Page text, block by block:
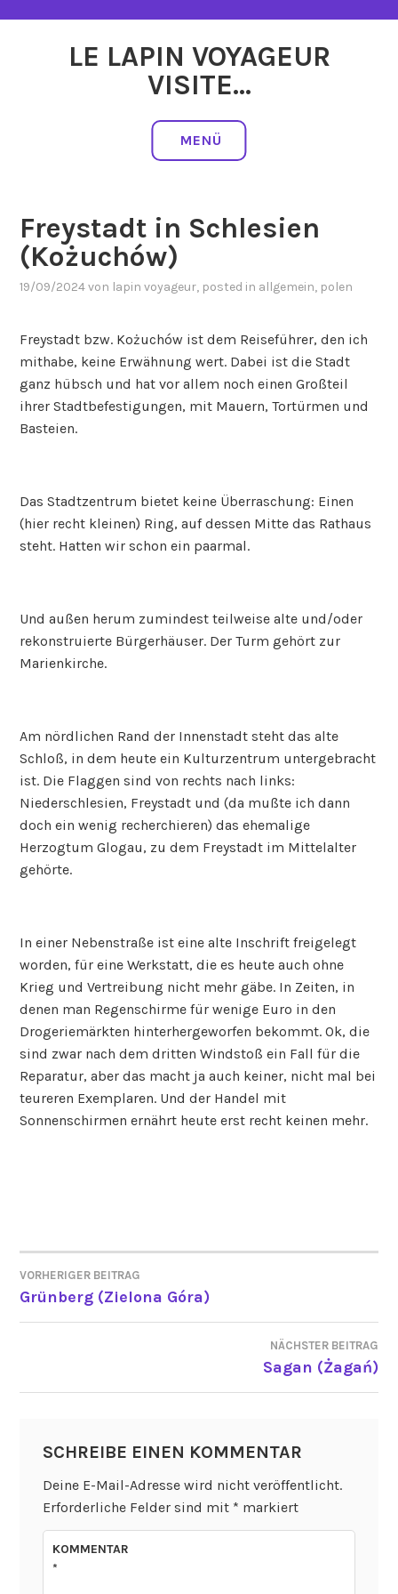
LE LAPIN VOYAGEUR
VISITE…
MENÜ
Freystadt in Schlesien
(Kożuchów)
19/09/2024von lapin voyageur, posted in allgemein, polen
Freystadt bzw. Kożuchów ist dem Reiseführer, den ich
mithabe, keine Erwähnung wert. Dabei ist die Stadt
ganz hübsch und hat vor allem noch einen Großteil
ihrer Stadtbefestigungen, mit Mauern, Tortürmen und
Basteien.
Das Stadtzentrum bietet keine Überraschung: Einen
(hier recht kleinen) Ring, auf dessen Mitte das Rathaus
steht. Hatten wir schon ein paarmal.
Und außen herum zumindest teilweise alte und/oder
rekonstruierte Bürgerhäuser. Der Turm gehört zur
Marienkirche.
Am nördlichen Rand der Innenstadt steht das alte
Schloß, in dem heute ein Kulturzentrum untergebracht
ist. Die Flaggen sind von rechts nach links:
Niederschlesien, Freystadt und (da mußte ich dann
doch ein wenig recherchieren) das ehemalige
Herzogtum Glogau, zu dem Freystadt im Mittelalter
gehörte.
In einer Nebenstraße ist eine alte Inschrift freigelegt
worden, für eine Werkstatt, die es heute auch ohne
Krieg und Vertreibung nicht mehr gäbe. In Zeiten, in
denen man Regenschirme für wenige Euro in den
Drogeriemärkten hinterhergeworfen bekommt. Ok, die
sind zwar nach dem dritten Windstoß ein Fall für die
Reparatur, aber das macht ja auch keiner, nicht mal bei
teureren Exemplaren. Und der Handel mit
Sonnenschirmen ernährt heute erst recht keinen mehr.
BEITRAGSNAVIGATION
VORHERIGER BEITRAG
Grünberg (Zielona Góra)
NÄCHSTER BEITRAG
Sagan (Żagań)
SCHREIBE EINEN KOMMENTAR
Deine E-Mail-Adresse wird nicht veröffentlicht.
Erforderliche Felder sind mit * markiert
KOMMENTAR
*